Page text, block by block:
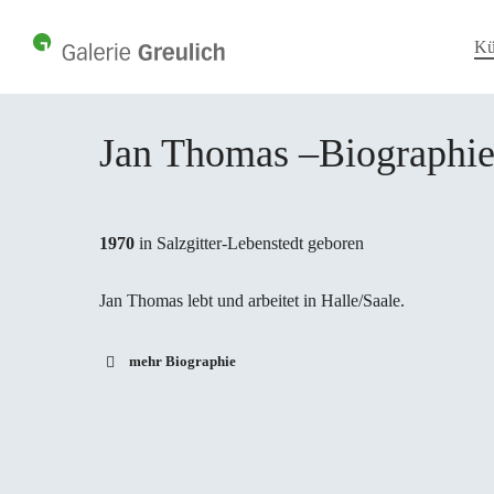
Jan Thomas –Biographie
1970 in Salzgitter-Lebenstedt geboren
Jan Thomas lebt und arbeitet in Halle/Saale.
mehr Biographie